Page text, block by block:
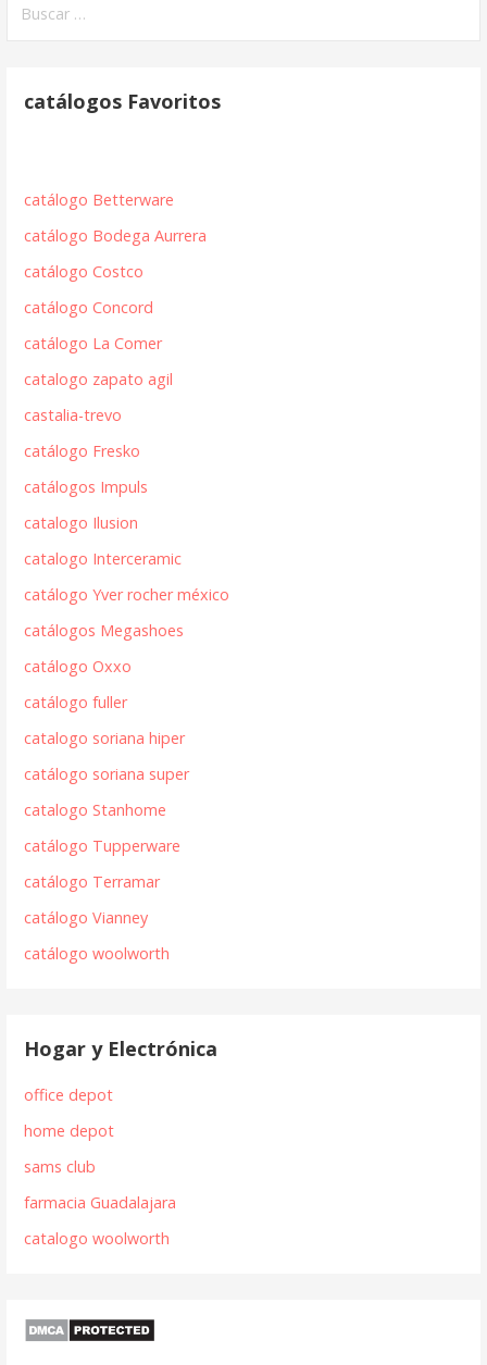
catálogos Favoritos
catálogo Betterware
catálogo Bodega Aurrera
catálogo Costco
catálogo Concord
catálogo La Comer
catalogo zapato agil
castalia-trevo
catálogo Fresko
catálogos Impuls
catalogo Ilusion
catalogo Interceramic
catálogo Yver rocher méxico
catálogos Megashoes
catálogo Oxxo
catálogo fuller
catalogo soriana hiper
catálogo soriana super
catalogo Stanhome
catálogo Tupperware
catálogo Terramar
catálogo Vianney
catálogo woolworth
Hogar y Electrónica
office depot
home depot
sams club
farmacia Guadalajara
catalogo woolworth